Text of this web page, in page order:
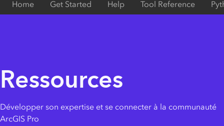
Home Get Started Help Tool Reference
Ressources
Développer son expertise et se connecter à la communauté
ArcGIS Pro